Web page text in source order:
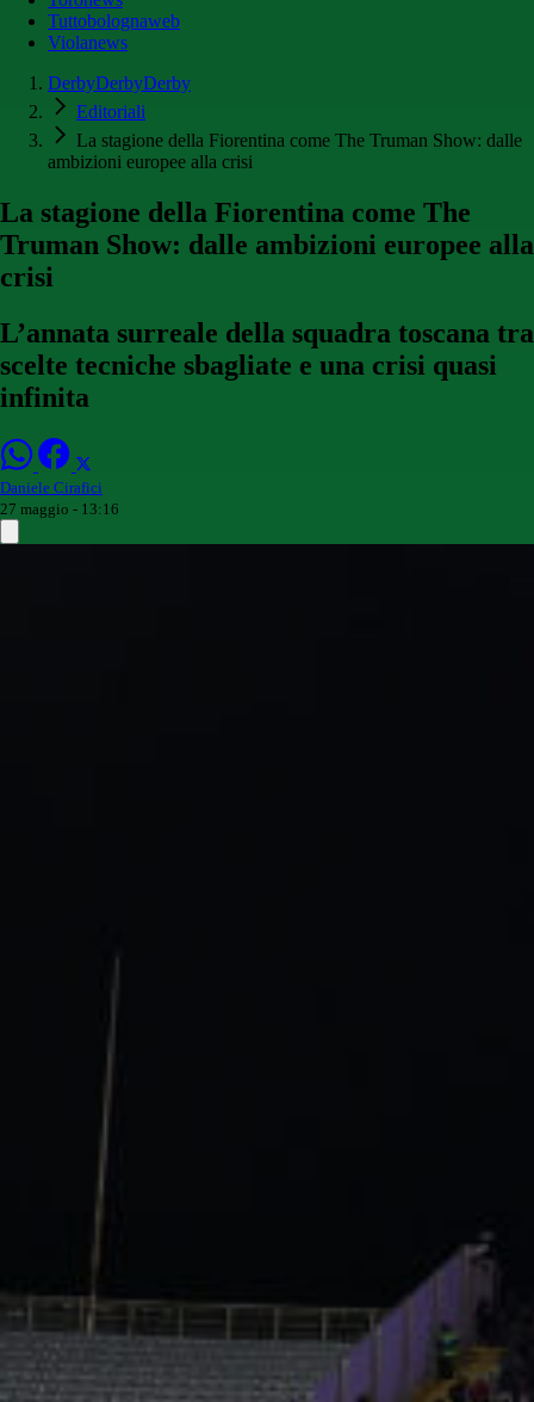
Tuttobolognaweb
Violanews
DerbyDerbyDerby
Editoriali
La stagione della Fiorentina come The Truman Show: dalle
ambizioni europee alla crisi
La stagione della Fiorentina come The
Truman Show: dalle ambizioni europee alla
crisi
L’annata surreale della squadra toscana tra
scelte tecniche sbagliate e una crisi quasi
infinita
Daniele Cirafici
27 maggio - 13:16